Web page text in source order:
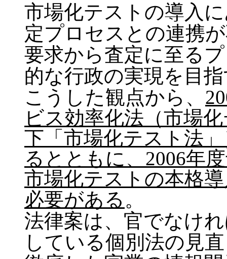
市場化テストの導入
定プロセスとの連携
要求から査定に至る
的な行政の実現を目
こうした観点から、
ビス効率化法（市場
下「市場化テスト法
るとともに、2006年
市場化テストの本格
必要がある 。
法律案は、官でなけ
している個別法の見